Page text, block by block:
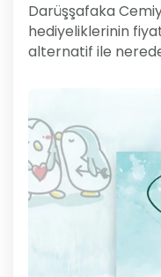
Darüşşafaka
hediyeliklerinin
alternatif ile